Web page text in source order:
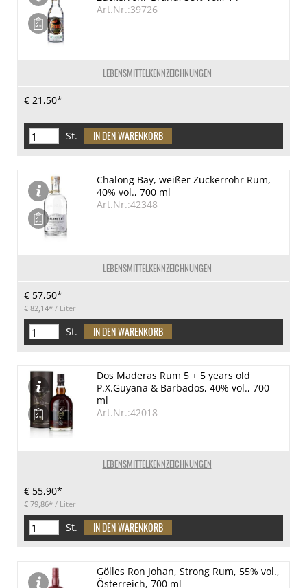
LEBENSMITTELKENNZEICHNUNGEN
Art.Nr.:39726
€ 21,50*
St.
LEBENSMITTELKENNZEICHNUNGEN
Chalong Bay, weißer Zuckerrohr Rum,
40% vol., 700 ml
Art.Nr.:42348
€ 57,50*
€ 82,14* / Liter
St.
LEBENSMITTELKENNZEICHNUNGEN
Dos Maderas Rum 5 + 5 years old
P.X.Guyana & Barbados, 40% vol., 700
ml
Art.Nr.:42018
€ 55,90*
€ 79,86* / Liter
St.
Gölles Ron Johan, Strong Rum, 55% vol.,
Österreich, 700 ml